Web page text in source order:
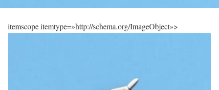
itemscope itemtype=»http://schema.org/ImageObject»>